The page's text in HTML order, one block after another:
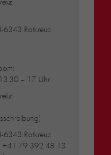
6343 Rotkreuz
– 17 Uhr
6343 Rotkreuz
+41 79 392 48 13